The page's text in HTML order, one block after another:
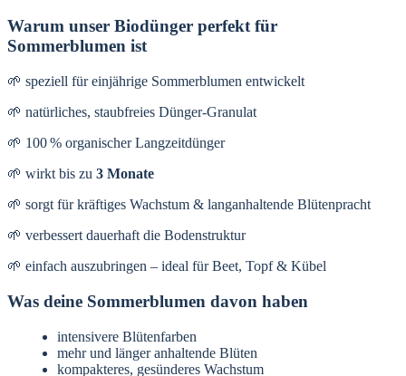
Warum unser Biodünger perfekt für
Sommerblumen ist
🌱 speziell für einjährige Sommerblumen entwickelt
🌱 natürliches, staubfreies Dünger-Granulat
🌱 100 % organischer Langzeitdünger
🌱 wirkt bis zu 3 Monate
🌱 sorgt für kräftiges Wachstum & langanhaltende Blütenpracht
🌱 verbessert dauerhaft die Bodenstruktur
🌱 einfach auszubringen – ideal für Beet, Topf & Kübel
Was deine Sommerblumen davon haben
intensivere Blütenfarben
mehr und länger anhaltende Blüten
kompakteres, gesünderes Wachstum